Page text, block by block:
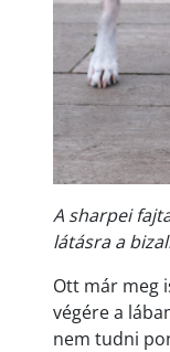
A sharpei
látásra a
Ott már meg
végére a
nem tudni